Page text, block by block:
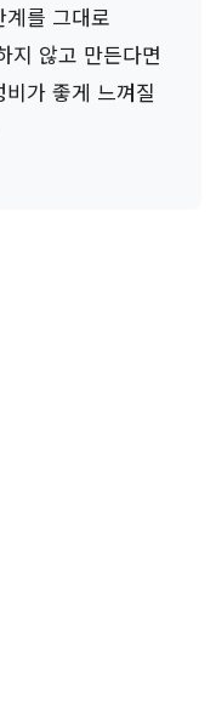
를 그대로
지 않고 만든다면
가 좋게 느껴질